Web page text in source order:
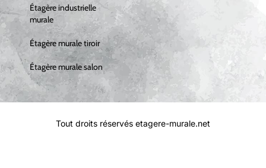
Étagère industrielle
murale
Étagère murale tiroir
Étagère murale salon
Tout droits réservés etagere-murale.net